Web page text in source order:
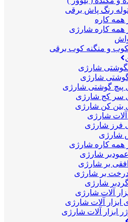
رنگ پاش برقی
همه کاره
همه کاره شارژی
و منگنه کوب برقی
شارژی
گوشتی شارژی
پیچ گوشتی شارژی
سر کج شارژی
بتن کن شارژی
آلات شارژی
فرز شارژی
شارژی
همه کاره شارژی
عمودبر شارژی
افقی بر شارژی
درخت بر شارژی
گردبر شارژی
آلات شارژی
ابزار آلات شارژی
ابزار آلات شارژی